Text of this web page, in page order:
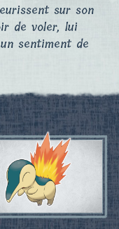
sur son
de voler, lui
sentiment de